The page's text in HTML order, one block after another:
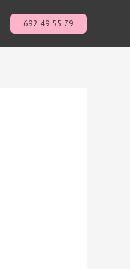
692 49 55 79